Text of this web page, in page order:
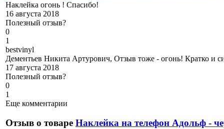
Наклейка огонь ! Спасибо!
16 августа 2018
Полезный отзыв?
0
1
bestvinyl
Дементьев Никита Артурович, Отзыв тоже - огонь! Кратко и
17 августа 2018
Полезный отзыв?
0
1
Еще комментарии
Отзыв о товаре Наклейка на телефон Адольф -